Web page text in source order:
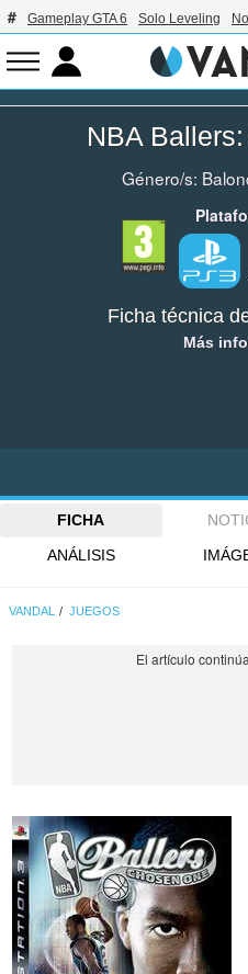
Gameplay GTA 6 Solo Leveling
NBA
Género/s:
Ficha técnica
Más
FICHA
ANÁLISIS
VANDAL JUEGOS